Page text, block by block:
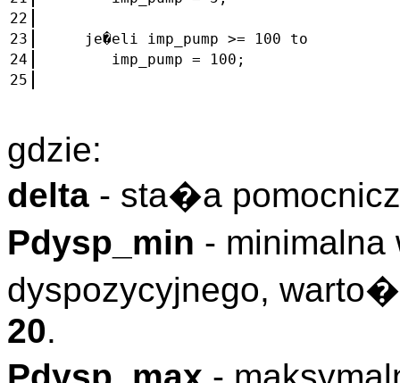
22
23
je�eli imp_pump >= 100 to
24
imp_pump = 100;
25
gdzie:
delta - sta�a
Pdysp_min -
dyspozycyjnego,
20.